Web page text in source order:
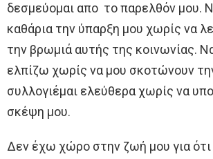
δεσμεύομαι απο το παρελθόν μου.
καθάρια την ύπαρξη μου χωρίς να
την βρωμιά αυτής της κοινωνίας.
ελπίζω χωρίς να μου σκοτώνουν
συλλογιέμαι ελεύθερα χωρίς να
σκέψη μου.
Δεν έχω χώρο στην ζωή μου για